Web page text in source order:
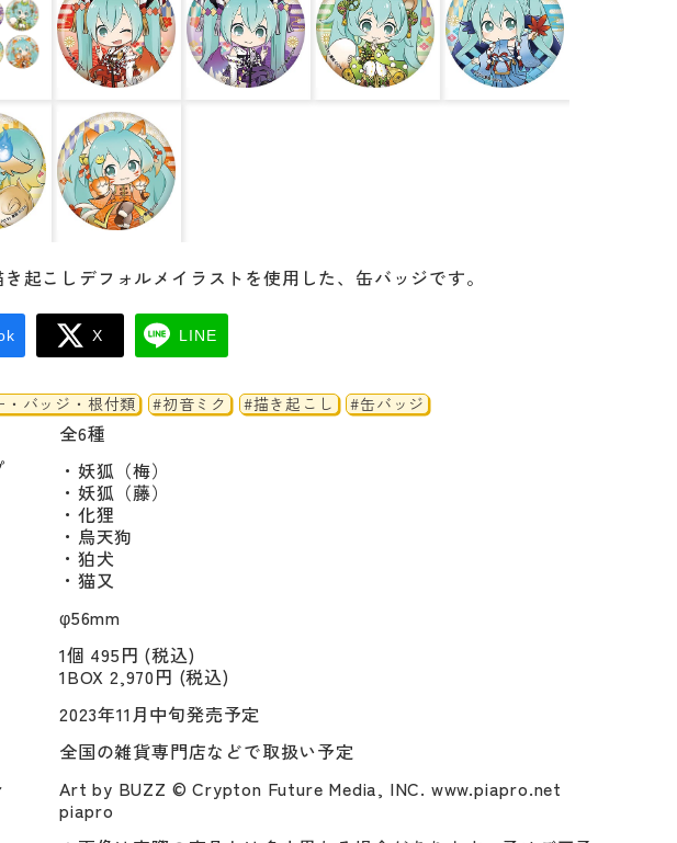
起こしデフォルメイラストを使用した、缶バッジです。
X LINE
・バッジ・根付類 #初音ミク #描き起こし #缶バッジ
全6種
・妖狐（梅）
・妖狐（藤）
・化狸
・烏天狗
・狛犬
・猫又
φ56mm
1個 495円 (税込)
1BOX 2,970円 (税込)
2023年11月中旬発売予定
全国の雑貨専門店などで取扱い予定
Art by BUZZ © Crypton Future Media, INC. www.piapro.net
piapro